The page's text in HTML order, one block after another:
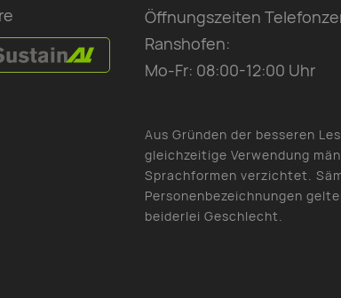
Öffnungszeiten
Ranshofen:
Mo-Fr: 08:00-12:00 Uhr
Aus Gründen der besseren
gleichzeitige Verwendung
Sprachformen verzichtet.
Personenbezeichnungen
beiderlei Geschlecht.